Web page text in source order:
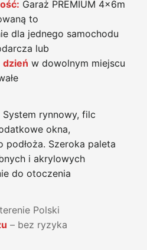
Garaż PREMIUM 4x6m
to
dla jednego samochodu
lub
dzień w dowolnym miejscu
System rynnowy, filc
okna,
Szeroka paleta
i akrylowych
do otoczenia
Polski
– bez ryzyka